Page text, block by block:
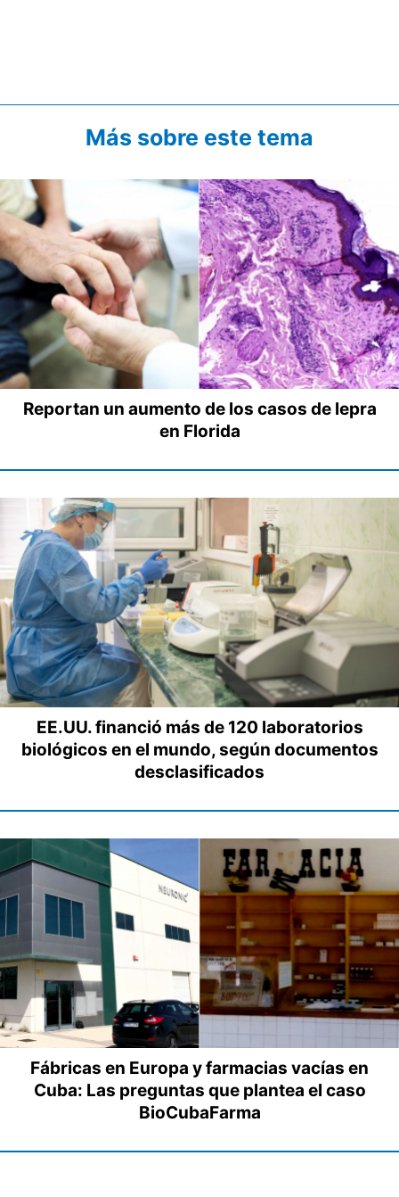
Más sobre este tema
Reportan un aumento de los casos de lepra
en Florida
EE.UU. financió más de 120 laboratorios
biológicos en el mundo, según documentos
desclasificados
Fábricas en Europa y farmacias vacías en
Cuba: Las preguntas que plantea el caso
BioCubaFarma